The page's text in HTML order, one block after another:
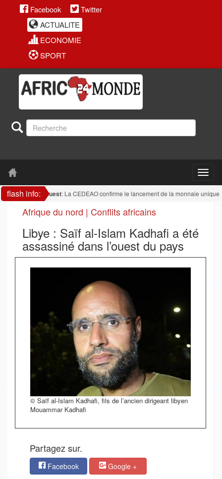
Facebook
Twitter
ACTUALITE
ECONOMIE
SPORT
flash info:
de l'ouest : La CEDEAO confirme le lancement de la monnaie unique en
Afrique du nord | Conflits africains
Libye : Saïf al-Islam Kadhafi a été
assassiné dans l’ouest du pays
© Saïf al-Islam Kadhafi, fils de l’ancien dirigeant libyen
Mouammar Kadhafi
Partagez sur.
Facebook Google +